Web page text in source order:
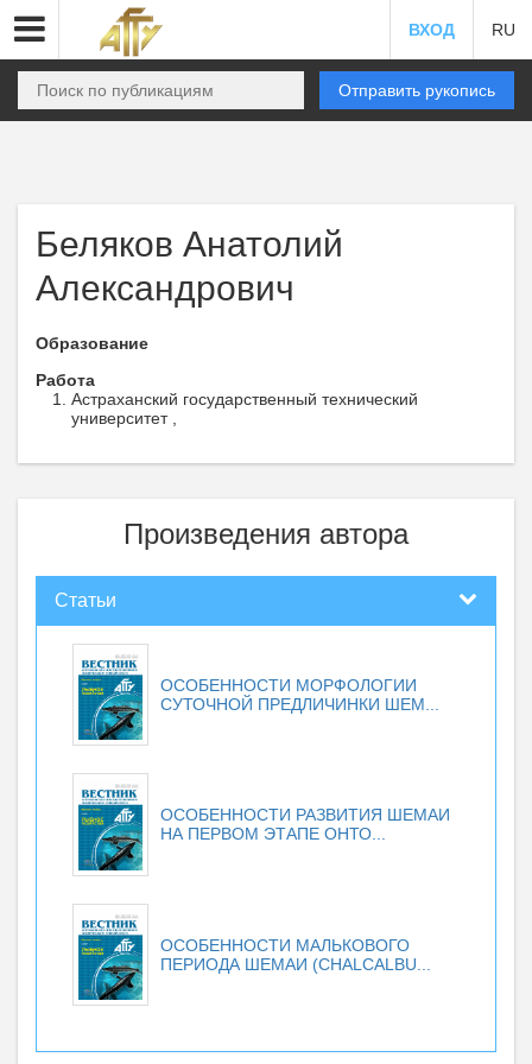
ВХОД RU
Отправить рукопись
Беляков Анатолий
Александрович
Образование
Работа
Астраханский государственный технический
университет ,
Произведения автора
Статьи
ОСОБЕННОСТИ МОРФОЛОГИИ
СУТОЧНОЙ ПРЕДЛИЧИНКИ ШЕМ...
ОСОБЕННОСТИ РАЗВИТИЯ ШЕМАИ
НА ПЕРВОМ ЭТАПЕ ОНТО...
ОСОБЕННОСТИ МАЛЬКОВОГО
ПЕРИОДА ШЕМАИ (CHALCALBU...